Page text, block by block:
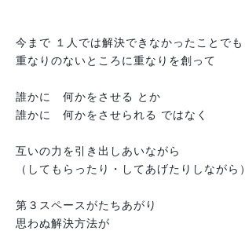
今まで １人では解決できなかったことでも
重なりのないところに重なりを創って
誰かに　何かをさせる とか
誰かに　何かをさせられる ではなく
互いの力を引き出しあいながら
（してもらったり・してあげたりしながら）
第３スペースがたちあがり
思わぬ解決方法が